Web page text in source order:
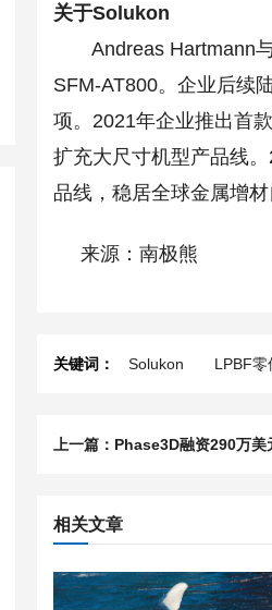
关于Solukon
Andreas Hartmann与
SFM-AT800。企业后续
项。2021年企业推出首
扩充大尺寸机型产品线
品线，稳居全球金属增
来源：南极熊
关键词： Solukon LPBF零
相关文章